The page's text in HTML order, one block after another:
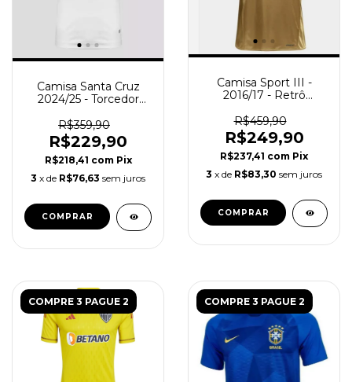
Camisa Santa Cruz
2024/25 - Torcedor
R$359,90
R$229,90
R$218,41 com Pix
3 x de R$76,63 sem juros
COMPRAR
Camisa Sport III -
2016/17 - Retrô
R$459,90
R$249,90
R$237,41 com Pix
3 x de R$83,30 sem juros
COMPRAR
COMPRE 3 PAGUE 2 COMPRE 3 PAGUE 2